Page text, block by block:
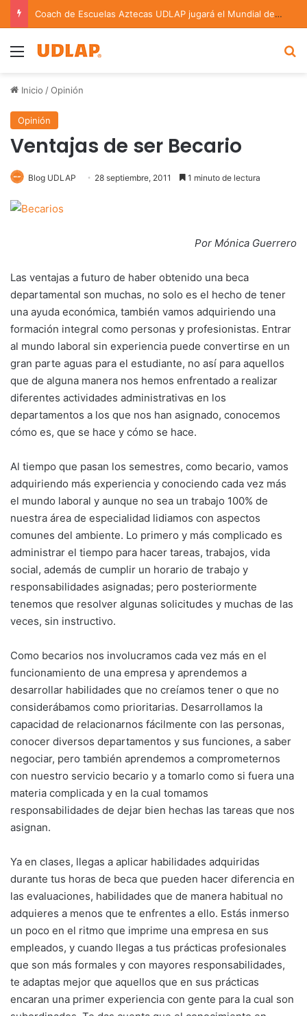
Coach de Escuelas Aztecas UDLAP jugará el Mundial de Flag Football en Alemania
Menu
Inicio /Opinión
Opinión
Ventajas de ser Becario
Blog UDLAP 28 septiembre, 2011 1 minuto de lectura
Por Mónica Guerrero
Las ventajas a futuro de haber obtenido una beca
departamental son muchas, no solo es el hecho de tener
una ayuda económica, también vamos adquiriendo una
formación integral como personas y profesionistas. Entrar
al mundo laboral sin experiencia puede convertirse en un
gran parte aguas para el estudiante, no así para aquellos
que de alguna manera nos hemos enfrentado a realizar
diferentes actividades administrativas en los
departamentos a los que nos han asignado, conocemos
cómo es, que se hace y cómo se hace.
Al tiempo que pasan los semestres, como becario, vamos
adquiriendo más experiencia y conociendo cada vez más
el mundo laboral y aunque no sea un trabajo 100% de
nuestra área de especialidad lidiamos con aspectos
comunes del ambiente. Lo primero y más complicado es
administrar el tiempo para hacer tareas, trabajos, vida
social, además de cumplir un horario de trabajo y
responsabilidades asignadas; pero posteriormente
tenemos que resolver algunas solicitudes y muchas de las
veces, sin instructivo.
Como becarios nos involucramos cada vez más en el
funcionamiento de una empresa y aprendemos a
desarrollar habilidades que no creíamos tener o que no
considerábamos como prioritarias. Desarrollamos la
capacidad de relacionarnos fácilmente con las personas,
conocer diversos departamentos y sus funciones, a saber
negociar, pero también aprendemos a comprometernos
con nuestro servicio becario y a tomarlo como si fuera una
materia complicada y en la cual tomamos
responsabilidades de dejar bien hechas las tareas que nos
asignan.
Ya en clases, llegas a aplicar habilidades adquiridas
durante tus horas de beca que pueden hacer diferencia en
las evaluaciones, habilidades que de manera habitual no
adquieres a menos que te enfrentes a ello. Estás inmerso
un poco en el ritmo que imprime una empresa en sus
empleados, y cuando llegas a tus prácticas profesionales
que son más formales y con mayores responsabilidades,
te adaptas mejor que aquellos que en sus prácticas
encaran una primer experiencia con gente para la cual son